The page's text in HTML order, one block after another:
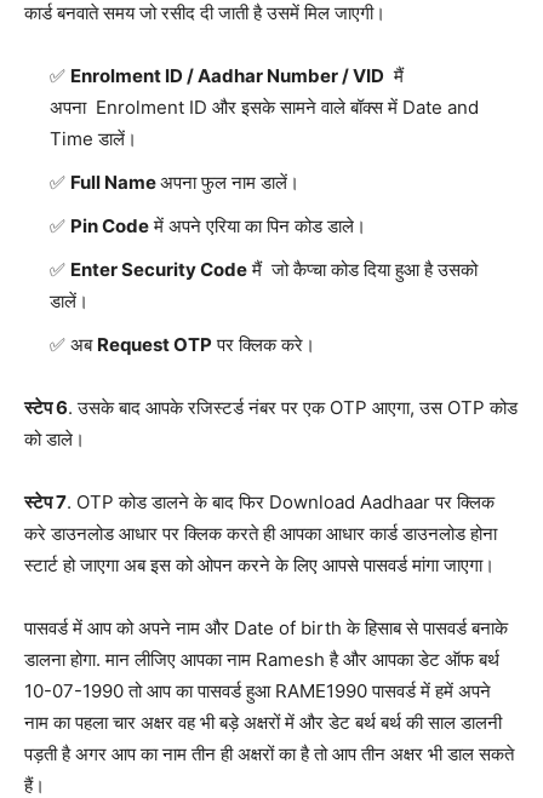
कार्ड बनवाते समय जो रसीद दी जाती है उसमें मिल जाएगी।
Enrolment ID / Aadhar Number / VID मैं
अपना Enrolment ID और इसके सामने वाले बॉक्स में Date and
Time डालें।
Full Nameअपना फुल नाम डालें।
Pin Codeमें अपने एरिया का पिन कोड डाले।
Enter Security Codeमैं जो कैप्चा कोड दिया हुआ है उसको
डालें।
अब Request OTP पर क्लिक करे।
स्टेप 6. उसके बाद आपके रजिस्टर्ड नंबर पर एक OTP आएगा, उस OTP कोड
को डाले।
स्टेप 7. OTP कोड डालने के बाद फिर Download Aadhaar पर क्लिक
करे डाउनलोड आधार पर क्लिक करते ही आपका आधार कार्ड डाउनलोड होना
स्टार्ट हो जाएगा अब इस को ओपन करने के लिए आपसे पासवर्ड मांगा जाएगा।
पासवर्ड में आप को अपने नाम और Date of birth के हिसाब से पासवर्ड बनाके
डालना होगा. मान लीजिए आपका नाम Ramesh है और आपका डेट ऑफ बर्थ
10-07-1990 तो आप का पासवर्ड हुआ RAME1990 पासवर्ड में हमें अपने
नाम का पहला चार अक्षर वह भी बड़े अक्षरों में और डेट बर्थ बर्थ की साल डालनी
पड़ती है अगर आप का नाम तीन ही अक्षरों का है तो आप तीन अक्षर भी डाल सकते
हैं।